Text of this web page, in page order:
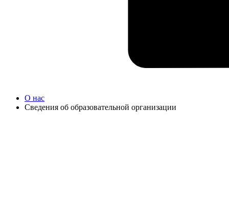
О нас
Сведения об образовательной организации